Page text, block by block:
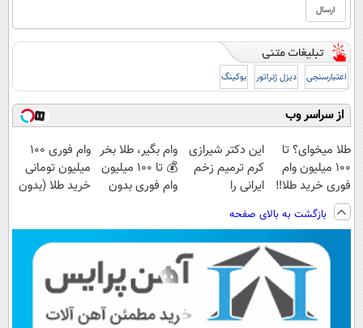
اعتبارسنجی دیزل ژنراتور بوکینگ
از سراسر وب
طلا میخوای؟ تا
100 میلیون وام
فوری خرید طلا‼️
این دکتر شیرازی
کرم ترمیم زخم
ایرانی را
وام بگیر، طلا بخر
💰 تا 100 میلیون
وام فوری بدون
وام فوری 100
میلیون تومانی
خرید طلا (بدون
بازگشت به بالای صفحه